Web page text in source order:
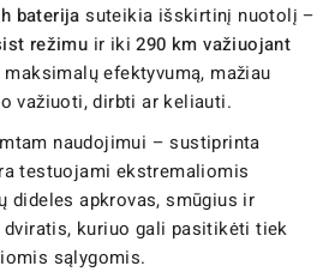
baterija suteikia išskirtinį nuotolį –
režimu ir iki290 km važiuojant
efektyvumą, mažiau
važiuoti, dirbti ar keliauti.
naudojimui – sustiprinta
testuojami ekstremaliomis
dideles apkrovas, smūgius ir
kuriuo gali pasitikėti tiek
sąlygomis.